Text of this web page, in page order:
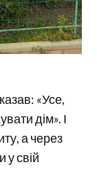
«Усе,
дім». І
а через
свій